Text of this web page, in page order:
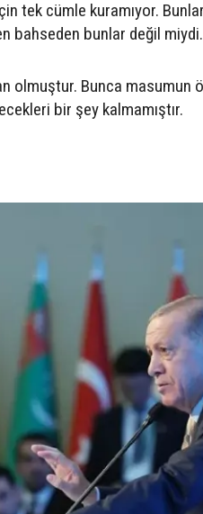
tek cümle kuramıyor.
bahseden bunlar değil miydi.
olmuştur. Bunca masumun
bir şey kalmamıştır.